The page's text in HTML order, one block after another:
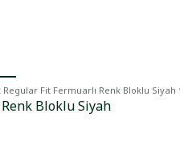
Regular Fit Fermuarlı Renk Bloklu
Bloklu Siyah